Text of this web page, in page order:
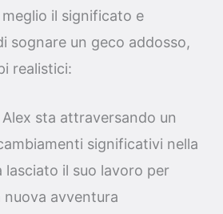
il significato e
sognare un geco addosso,
realistici:
Alex sta attraversando un
significativi nella
lasciato il suo lavoro per
nuova avventura